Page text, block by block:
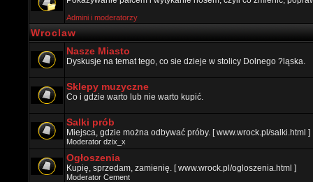
Admini i moderatorzy
Wroclaw
Nasze Miasto
Dyskusje na temat tego, co sie dzieje w stolicy Dolnego ?ląska.
Sklepy muzyczne
Co i gdzie warto lub nie warto kupić.
Salki prób
Miejsca, gdzie można odbywać próby. [ www.wrock.pl/salki.html ]
Moderator dzix_x
Ogłoszenia
Kupię, sprzedam, zamienię. [ www.wrock.pl/ogloszenia.html ]
Moderator Cement